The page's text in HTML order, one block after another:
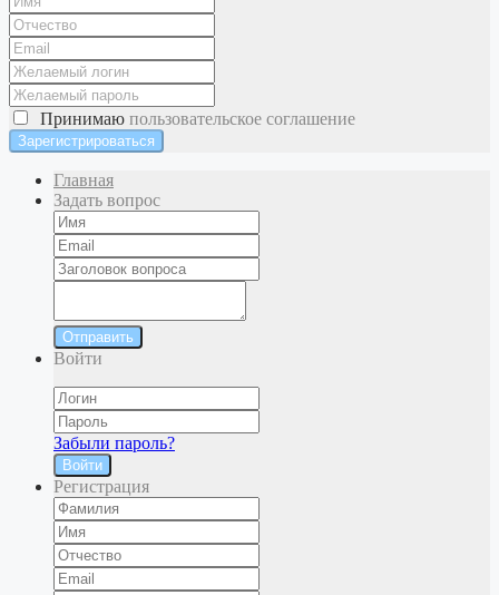
Принимаю пользовательское соглашение
Главная
Задать вопрос
Отправить
Войти
Забыли пароль?
Войти
Регистрация